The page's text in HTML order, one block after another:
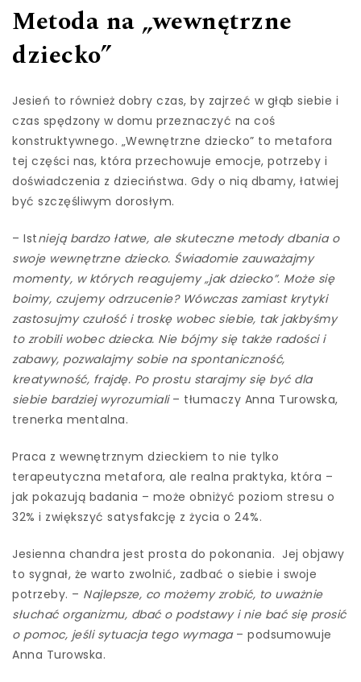
Metoda na „wewnętrzne
dziecko”
Jesień to również dobry czas, by zajrzeć w głąb siebie i
czas spędzony w domu przeznaczyć na coś
konstruktywnego. „Wewnętrzne dziecko” to metafora
tej części nas, która przechowuje emocje, potrzeby i
doświadczenia z dzieciństwa. Gdy o nią dbamy, łatwiej
być szczęśliwym dorosłym.
– Istnieją bardzo łatwe, ale skuteczne metody dbania o
swoje wewnętrzne dziecko. Świadomie zauważajmy
momenty, w których reagujemy „jak dziecko”. Może się
boimy, czujemy odrzucenie? Wówczas zamiast krytyki
zastosujmy czułość i troskę wobec siebie, tak jakbyśmy
to zrobili wobec dziecka. Nie bójmy się także radości i
zabawy, pozwalajmy sobie na spontaniczność,
kreatywność, frajdę. Po prostu starajmy się być dla
siebie bardziej wyrozumiali – tłumaczy Anna Turowska,
trenerka mentalna.
Praca z wewnętrznym dzieckiem to nie tylko
terapeutyczna metafora, ale realna praktyka, która –
jak pokazują badania – może obniżyć poziom stresu o
32% i zwiększyć satysfakcję z życia o 24%.
Jesienna chandra jest prosta do pokonania. Jej objawy
to sygnał, że warto zwolnić, zadbać o siebie i swoje
potrzeby. – Najlepsze, co możemy zrobić, to uważnie
słuchać organizmu, dbać o podstawy i nie bać się prosić
o pomoc, jeśli sytuacja tego wymaga– podsumowuje
Anna Turowska.